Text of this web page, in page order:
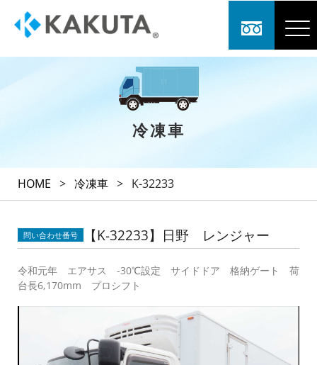
冷凍車
HOME > 冷凍車 > K-32233
問い合わせ番号 【K-32233】日野 レンジャー
令和元年 エアサス -30℃設定 サイドドア 格納ゲート 荷
台長6,170mm プロシフト